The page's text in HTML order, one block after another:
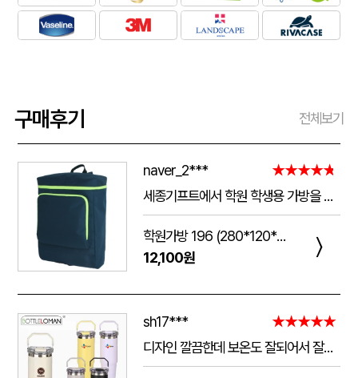
구매후기 전체보기
naver_2***
★★★★★
세종기프트에서 학원 학생용 가방을 제작했는데 전체적으로 아주 만족스럽습니다. 가방 크기가 넉넉해서 교재와 학용품을 넣기 좋고, 원단과 지퍼도 탄탄해서 아이들이 매일 사용하기에 실용적입니다. 특히 학원 로고와 문구 인쇄가 선명하고 깔끔하게 나와서 실제로 받아보니 기대했던 것보다 훨씬 고급스러웠습니다. 제작 과정에서도 요청사항을 잘 반영해 주셨고 완성도도 좋아 다음 단체 제작 때도 다시 이용하고 싶습니다.
학원가방 196 (280*120*390mm)
12,100원
〉
sh17***
★★★★★
디자인 깔끔한데 보온도 잘되어서 잘쓰고 있습니다 선물용으로 좋네요 하단에 실리콘 밀림방지 없는건 좀 아쉽네요